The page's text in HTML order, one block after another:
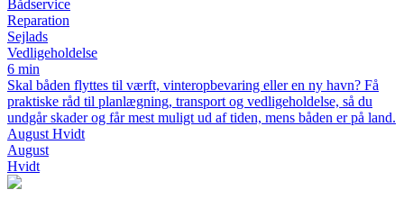
Bådservice
Reparation
Sejlads
Vedligeholdelse
6 min
Skal båden flyttes til værft, vinteropbevaring eller en ny havn? Få
praktiske råd til planlægning, transport og vedligeholdelse, så du
undgår skader og får mest muligt ud af tiden, mens båden er på land.
August Hvidt
August
Hvidt